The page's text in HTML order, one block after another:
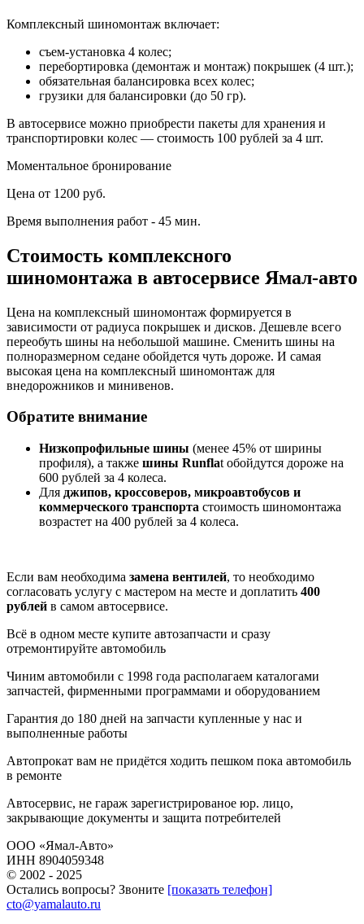
Комплексный шиномонтаж включает:
съем-установка 4 колес;
перебортировка (демонтаж и монтаж) покрышек (4 шт.);
обязательная балансировка всех колес;
грузики для балансировки (до 50 гр).
В автосервисе можно приобрести пакеты для хранения и
транспортировки колес — стоимость 100 рублей за 4 шт.
Моментальное бронирование
Цена от 1200 руб.
Время выполнения работ - 45 мин.
Стоимость комплексного
шиномонтажа в автосервисе Ямал-авто
Цена на комплексный шиномонтаж формируется в
зависимости от радиуса покрышек и дисков. Дешевле всего
переобуть шины на небольшой машине. Сменить шины на
полноразмерном седане обойдется чуть дороже. И самая
высокая цена на комплексный шиномонтаж для
внедорожников и минивенов.
Обратите внимание
Низкопрофильные шины (менее 45% от ширины
профиля), а также шины Runflat обойдутся дороже на
600 рублей за 4 колеса.
Для джипов, кроссоверов, микроавтобусов и
коммерческого транспорта стоимость шиномонтажа
возрастет на 400 рублей за 4 колеса.
Если вам необходима замена вентилей, то необходимо
согласовать услугу с мастером на месте и доплатить 400
рублей в самом автосервисе.
Всё в одном месте купите автозапчасти и сразу
отремонтируйте автомобиль
Чиним автомобили с 1998 года располагаем каталогами
запчастей, фирменными программами и оборудованием
Гарантия до 180 дней на запчасти купленные у нас и
выполненные работы
Автопрокат вам не придётся ходить пешком пока автомобиль
в ремонте
Автосервис, не гараж зарегистрированое юр. лицо,
закрывающие документы и защита потребителей
ООО «Ямал-Авто»
ИНН 8904059348
© 2002 - 2025
Остались вопросы? Звоните [показать телефон]
cto@yamalauto.ru